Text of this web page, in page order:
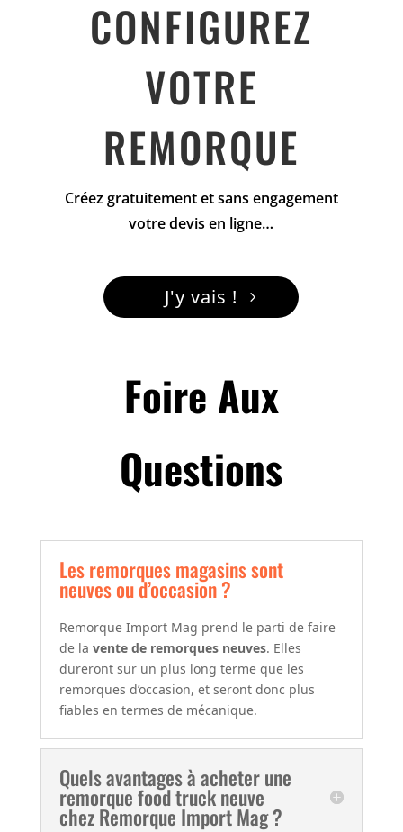
CONFIGUREZ
VOTRE
REMORQUE
Créez gratuitement et sans engagement
votre devis en ligne…
J'y vais !
Foire Aux
Questions
Les remorques magasins sont
neuves ou d’occasion ?
Remorque Import Mag prend le parti de faire
de la vente de remorques neuves. Elles
dureront sur un plus long terme que les
remorques d’occasion, et seront donc plus
fiables en termes de mécanique.
Quels avantages à acheter une
remorque food truck neuve
chez Remorque Import Mag ?